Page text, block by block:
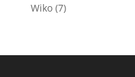
Wiko (7)